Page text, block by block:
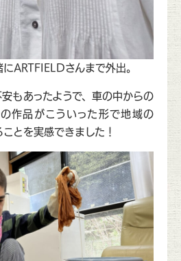
ARTFIELDさんまで外出。
もあったようで、車の中からの
作品がこういった形で地域の
とを実感できました！